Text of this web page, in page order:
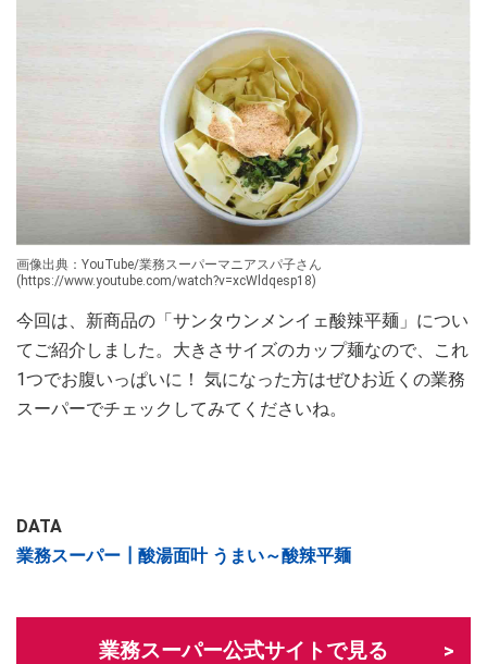
画像出典：YouTube/業務スーパーマニアスパ子さん
(https://www.youtube.com/watch?v=xcWldqesp18)
今回は、新商品の「サンタウンメンイェ酸辣平麺」につい
てご紹介しました。大きさサイズのカップ麺なので、これ
1つでお腹いっぱいに！ 気になった方はぜひお近くの業務
スーパーでチェックしてみてくださいね。
DATA
業務スーパー┃酸湯面叶 うまい～酸辣平麺
業務スーパー公式サイトで見る